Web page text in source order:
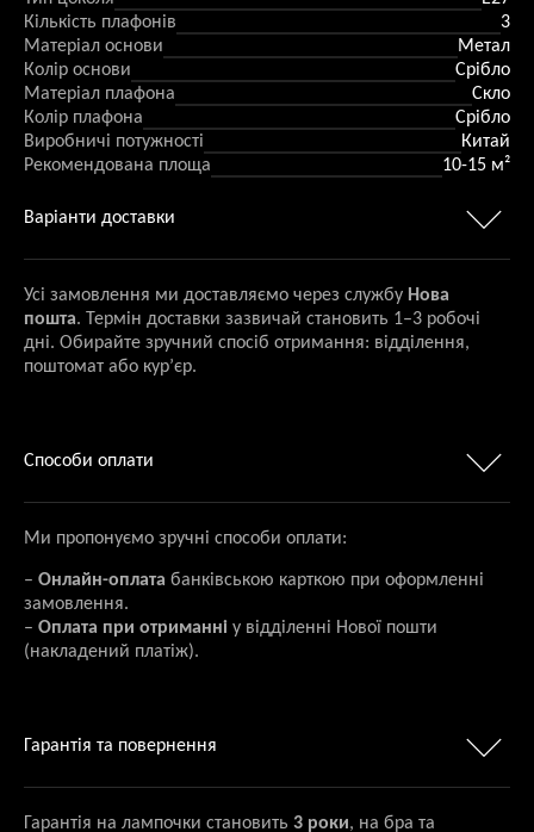
Кількість плафонів
3
Матеріал основи
Метал
Колір основи
Срібло
Матеріал плафона
Скло
Колір плафона
Срібло
Виробничі потужності
Китай
Рекомендована площа
10-15 м²
Варіанти доставки
Усі замовлення ми доставляємо через службу Нова
пошта. Термін доставки зазвичай становить 1–3 робочі
дні. Обирайте зручний спосіб отримання: відділення,
поштомат або кур’єр.
Способи оплати
Ми пропонуємо зручні способи оплати:
– Онлайн-оплата банківською карткою при оформленні
замовлення.
– Оплата при отриманні у відділенні Нової пошти
(накладений платіж).
Гарантія та повернення
Гарантія на лампочки становить 3 роки, на бра та